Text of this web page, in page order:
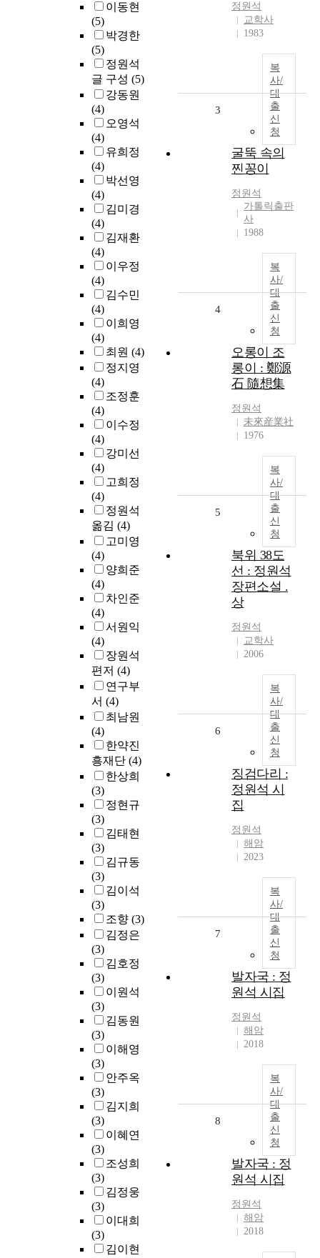
이동현
(5)
박경한
(5)
정원석
글 구성 (5)
강동원
(4)
오영석
(4)
유희정
(4)
박선영
(4)
김미경
(4)
김재환
(4)
이우정
(4)
김수민
(4)
이희영
(4)
최원 (4)
정지영
(4)
조정훈
(4)
이수정
(4)
강미선
(4)
고희정
(4)
정원석
옮김 (4)
고미영
(4)
양희준
(4)
차인준
(4)
서원익
(4)
장원석
편저 (4)
연구부
서 (4)
최남원
(4)
한약진
흥재단 (4)
한상희
(3)
정현규
(3)
김태현
(3)
김규동
(3)
김이석
(3)
조향 (3)
김정은
(3)
김호정
(3)
이원석
(3)
김동원
(3)
이해영
(3)
안주옥
(3)
김지희
(3)
이혜연
(3)
조성희
(3)
김정웅
(3)
이대희
(3)
김이현
정원석
교학사
1983
복
사/
대
출
신
청
3
굴뚝 속의
찐꽁이
정원석
가톨릭출판
사
1988
복
사/
대
출
신
청
4
오롱이 조
롱이 : 鄭源
石 隨想集
정원석
未來産業社
1976
복
사/
대
출
신
청
5
북위 38도
선 : 정원석
장편소설 .
상
정원석
교학사
2006
복
사/
대
출
신
청
6
징검다리 :
정원석 시
집
정원석
해암
2023
복
사/
대
출
신
청
7
발자국 : 정
원석 시집
정원석
해암
2018
복
사/
대
출
신
청
8
발자국 : 정
원석 시집
정원석
해암
2018